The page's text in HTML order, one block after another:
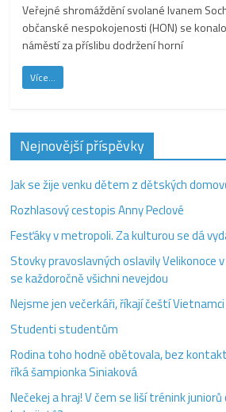
Veřejné shromáždění svolané Ivanem
občanské nespokojenosti (HON) se
náměstí za příslibu dodržení horní
Více...
Nejnovější příspěvky
Jak se žije venku dětem z dětských
Rozhlasový cestopis Anny Peclové
Fesťáky v metropoli. Za kulturou se dá
Stovky pravoslavných oslavily Velikonoce
se každoročně všichni nevejdou
Nejsme jen večerkáři, říkají čeští Vietnamci
Studenti studentům
Rodina toho hodně obětovala, bez
říká šampionka Siniaková
Nečekej a hraj! V čem se liší trénink